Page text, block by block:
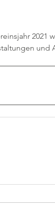
2021
und